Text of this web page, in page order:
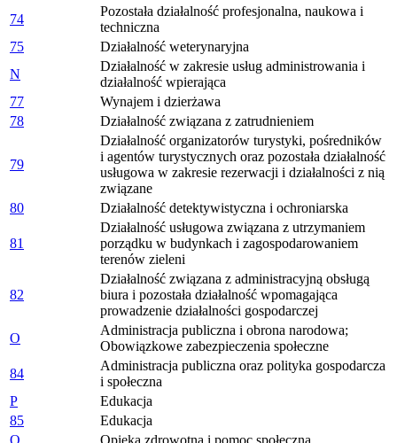
74
Pozostała działalność profesjonalna, naukowa i
techniczna
75
Działalność weterynaryjna
N
Działalność w zakresie usług administrowania i
działalność wpierająca
77
Wynajem i dzierżawa
78
Działalność związana z zatrudnieniem
79
Działalność organizatorów turystyki, pośredników
i agentów turystycznych oraz pozostała działalność
usługowa w zakresie rezerwacji i działalności z nią
związane
80
Działalność detektywistyczna i ochroniarska
81
Działalność usługowa związana z utrzymaniem
porządku w budynkach i zagospodarowaniem
terenów zieleni
82
Działalność związana z administracyjną obsługą
biura i pozostała działalność wpomagająca
prowadzenie działalności gospodarczej
O
Administracja publiczna i obrona narodowa;
Obowiązkowe zabezpieczenia społeczne
84
Administracja publiczna oraz polityka gospodarcza
i społeczna
P
Edukacja
85
Edukacja
Q
Opieka zdrowotna i pomoc społeczna